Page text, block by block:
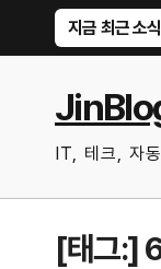
지금 최근 소식
디지털 키까지, 지금 확
IT, 테크, 자
[태그:]